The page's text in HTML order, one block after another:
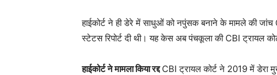
हाईकोर्ट ने ही डेरे में साधुओं को नपुंसक बनाने के मामले की
स्टेटस रिपोर्ट दी थी। यह केस अब पंचकूला की CBI ट्रायल
हाईकोर्ट ने मामला किया रद्दCBI ट्रायल कोर्ट ने 2019 में डेरा